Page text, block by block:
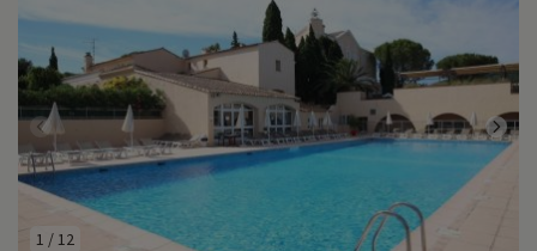
1 / 12